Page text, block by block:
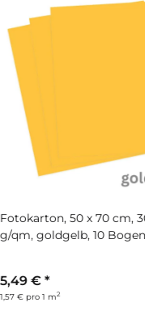
70 cm, 300
10 Bogen